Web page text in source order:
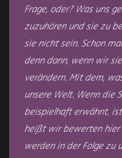
Frage, oder? Was uns
zuzuhören und sie zu
sie nicht sein. Schon
denn dann, wenn wir
verändern. Mit dem,
unsere Welt. Wenn die
beispielhaft erwähnt,
heißt wir bewerten hier
werden in der Folge zu